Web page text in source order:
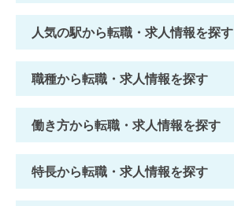
人気の駅から転職・求人情報を探す
職種から転職・求人情報を探す
働き方から転職・求人情報を探す
特長から転職・求人情報を探す